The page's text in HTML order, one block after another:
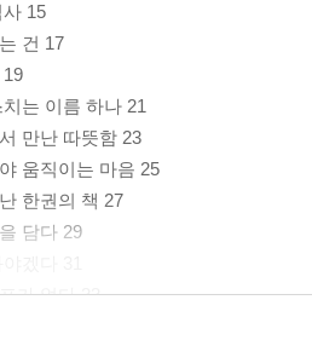
15
건 17
는 이름 하나 21
만난 따뜻함 23
움직이는 마음 25
한권의 책 27
담다 29
가 없다 33